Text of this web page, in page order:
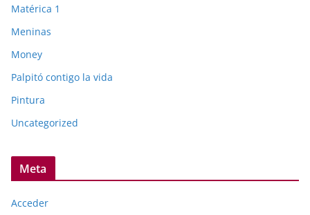
Matérica 1
Meninas
Money
Palpitó contigo la vida
Pintura
Uncategorized
Meta
Acceder